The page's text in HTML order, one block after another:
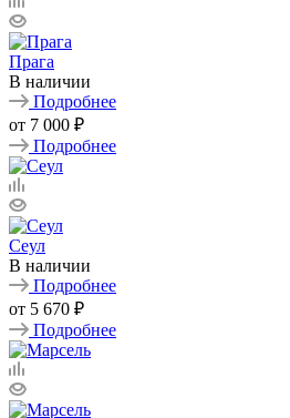
Прага
В наличии
Подробнее
от 7 000 ₽
Подробнее
Сеул
В наличии
Подробнее
от 5 670 ₽
Подробнее